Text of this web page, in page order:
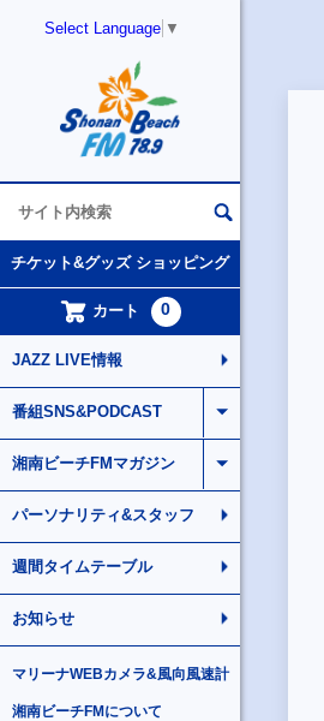
Select Language ▼
チケット&グッズ ショッピング
カート 0
JAZZ LIVE情報
番組SNS&PODCAST
湘南ビーチFMマガジン
パーソナリティ&スタッフ
週間タイムテーブル
お知らせ
マリーナWEBカメラ&風向風速計
湘南ビーチFMについて